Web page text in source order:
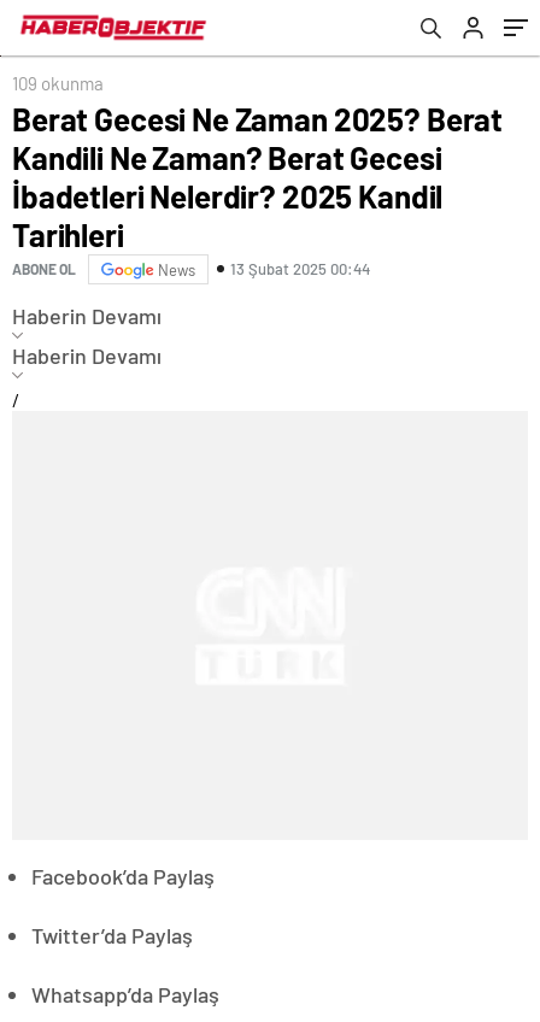
Nelerdir? 2025 Kandil Tarihleri
109 okunma
Berat Gecesi Ne Zaman 2025? Berat
Kandili Ne Zaman? Berat Gecesi
İbadetleri Nelerdir? 2025 Kandil
Tarihleri
ABONE OL News 13 Şubat 2025 00:44
Haberin Devamı
Haberin Devamı
/
Facebook’da Paylaş
Twitter’da Paylaş
Whatsapp’da Paylaş
Malzemeleri Neler?